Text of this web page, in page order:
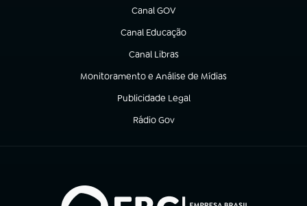
Canal GOV
(abre em nova aba)
Canal Educação
(abre em nova aba)
Canal Libras
(abre em nova aba)
Monitoramento e Análise de Mídias
(abre em nova aba)
Publicidade Legal
(abre em nova aba)
Rádio Gov
(abre em nova aba)